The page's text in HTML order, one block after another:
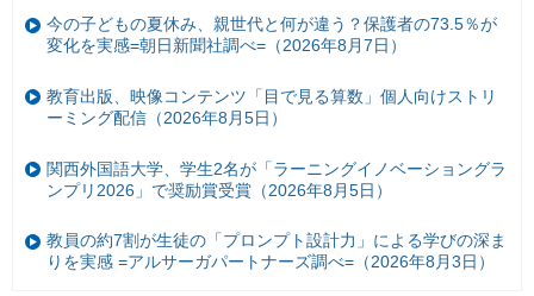
今の子どもの夏休み、親世代と何が違う？保護者の73.5％が
変化を実感=朝日新聞社調べ=（2026年8月7日）
教育出版、映像コンテンツ「目で見る算数」個人向けストリ
ーミング配信（2026年8月5日）
関西外国語大学、学生2名が「ラーニングイノベーショングラ
ンプリ2026」で奨励賞受賞（2026年8月5日）
教員の約7割が生徒の「プロンプト設計力」による学びの深ま
りを実感 =アルサーガパートナーズ調べ=（2026年8月3日）